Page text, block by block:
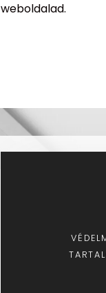
weboldalad.